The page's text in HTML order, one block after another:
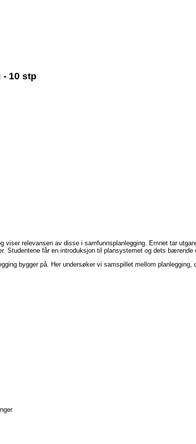
10 stp
viser relevansen av disse i samfunnsplanlegging. Emnet tar
Studentene får en introduksjon til plansystemet og dets bærende
bygger på. Her undersøker vi samspillet mellom